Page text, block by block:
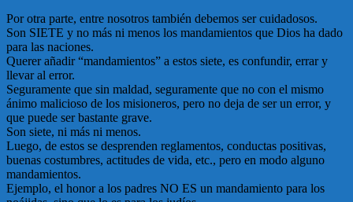
Por otra parte, entre nosotros también debemos ser cuidadosos.
Son SIETE y no más ni menos los mandamientos que Dios ha dado
para las naciones.
Querer añadir “mandamientos” a estos siete, es confundir, errar y
llevar al error.
Seguramente que sin maldad, seguramente que no con el mismo
ánimo malicioso de los misioneros, pero no deja de ser un error, y
que puede ser bastante grave.
Son siete, ni más ni menos.
Luego, de estos se desprenden reglamentos, conductas positivas,
buenas costumbres, actitudes de vida, etc., pero en modo alguno
mandamientos.
Ejemplo, el honor a los padres NO ES un mandamiento para los